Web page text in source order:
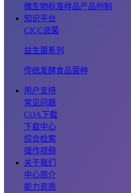
微生物标准样品产品创制
知识平台
CICC说菌
益生菌系列
传统发酵食品菌种
用户支持
常见问题
COA下载
下载中心
综合检索
操作视频
关于我们
中心简介
能力资质